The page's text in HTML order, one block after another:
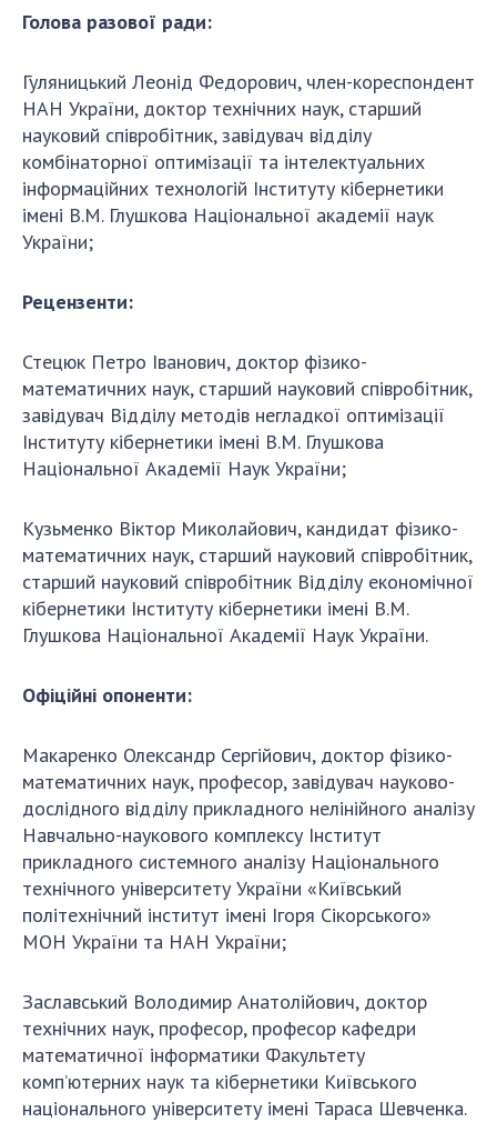
Голова разової ради:
Гуляницький Леонід Федорович, член-кореспондент
НАН України, доктор технічних наук, старший
науковий співробітник, завідувач відділу
комбінаторної оптимізації та інтелектуальних
інформаційних технологій Інституту кібернетики
імені В.М. Глушкова Національної академії наук
України;
Рецензенти:
Стецюк Петро Іванович, доктор фізико-
математичних наук, старший науковий співробітник,
завідувач Відділу методів негладкої оптимізації
Інституту кібернетики імені В.М. Глушкова
Національної Академії Наук України;
Кузьменко Віктор Миколайович, кандидат фізико-
математичних наук, старший науковий співробітник,
старший науковий співробітник Відділу економічної
кібернетики Інституту кібернетики імені В.М.
Глушкова Національної Академії Наук України.
Офіційні опоненти:
Макаренко Олександр Сергійович, доктор фізико-
математичних наук, професор, завідувач науково-
дослідного відділу прикладного нелінійного аналізу
Навчально-наукового комплексу Інститут
прикладного системного аналізу Національного
технічного університету України «Київський
політехнічний інститут імені Ігоря Сікорського»
МОН України та НАН України;
Заславський Володимир Анатолійович, доктор
технічних наук, професор, професор кафедри
математичної інформатики Факультету
комп’ютерних наук та кібернетики Київського
національного університету імені Тараса Шевченка.